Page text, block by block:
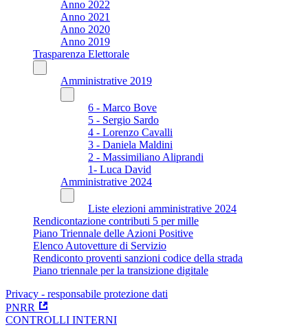
Anno 2022
Anno 2021
Anno 2020
Anno 2019
Trasparenza Elettorale
Amministrative 2019
6 - Marco Bove
5 - Sergio Sardo
4 - Lorenzo Cavalli
3 - Daniela Maldini
2 - Massimiliano Aliprandi
1- Luca David
Amministrative 2024
Liste elezioni amministrative 2024
Rendicontazione contributi 5 per mille
Piano Triennale delle Azioni Positive
Elenco Autovetture di Servizio
Rendiconto proventi sanzioni codice della strada
Piano triennale per la transizione digitale
Privacy - responsabile protezione dati
PNRR
CONTROLLI INTERNI